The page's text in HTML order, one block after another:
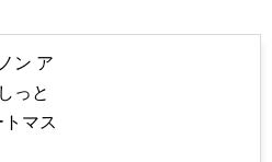
ン ア
っと
マス